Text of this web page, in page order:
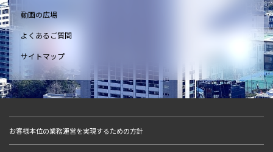
動画の広場
よくあるご質問
サイトマップ
お客様本位の業務運営を実現するための方針